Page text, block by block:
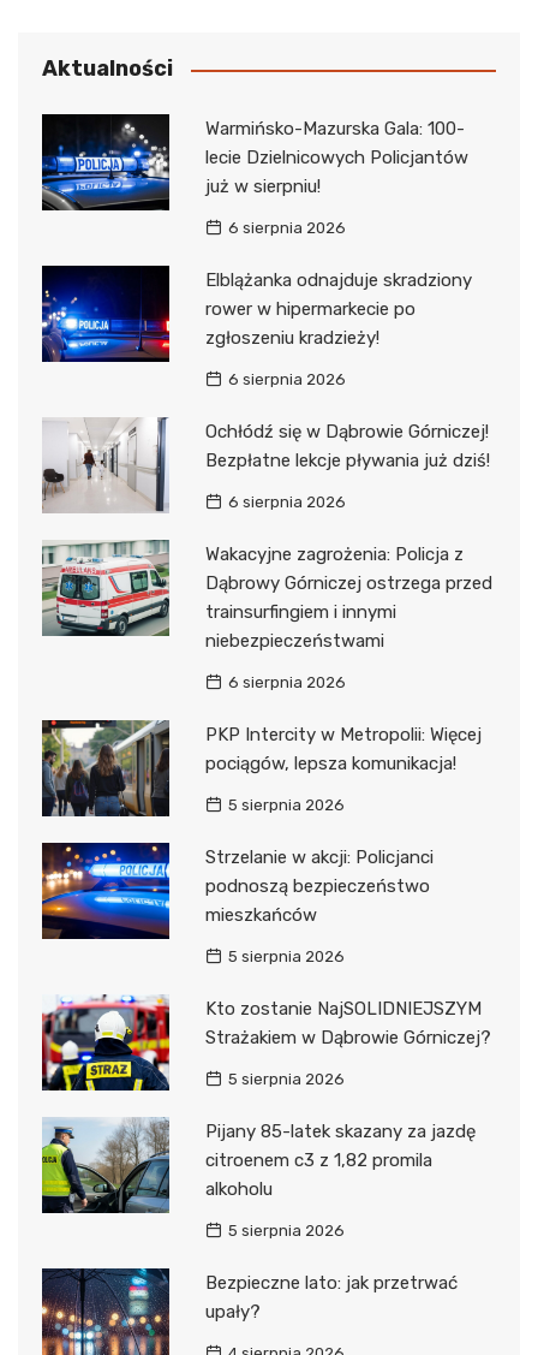
Aktualności
Warmińsko-Mazurska Gala: 100-
lecie Dzielnicowych Policjantów
już w sierpniu!
6 sierpnia 2026
Elblążanka odnajduje skradziony
rower w hipermarkecie po
zgłoszeniu kradzieży!
6 sierpnia 2026
Ochłódź się w Dąbrowie Górniczej!
Bezpłatne lekcje pływania już dziś!
6 sierpnia 2026
Wakacyjne zagrożenia: Policja z
Dąbrowy Górniczej ostrzega przed
trainsurfingiem i innymi
niebezpieczeństwami
6 sierpnia 2026
PKP Intercity w Metropolii: Więcej
pociągów, lepsza komunikacja!
5 sierpnia 2026
Strzelanie w akcji: Policjanci
podnoszą bezpieczeństwo
mieszkańców
5 sierpnia 2026
Kto zostanie NajSOLIDNIEJSZYM
Strażakiem w Dąbrowie Górniczej?
5 sierpnia 2026
Pijany 85-latek skazany za jazdę
citroenem c3 z 1,82 promila
alkoholu
5 sierpnia 2026
Bezpieczne lato: jak przetrwać
upały?